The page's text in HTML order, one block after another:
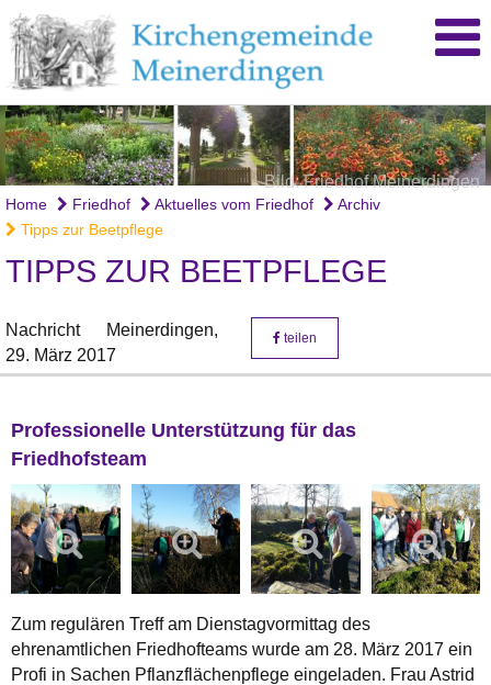
Bild: Friedhof Meinerdingen
Bild: Friedhof Meinerdingen
Bild: Friedhof Meinerdingen
Home Friedhof Aktuelles vom Friedhof
Archiv
Tipps zur Beetpflege
TIPPS ZUR BEETPFLEGE
Nachricht
Meinerdingen,
29. März 2017
teilen
Professionelle Unterstützung für das
Friedhofsteam
Zum regulären Treff am Dienstagvormittag des
ehrenamtlichen Friedhofteams wurde am 28. März 2017 ein
Profi in Sachen Pflanzflächenpflege eingeladen. Frau Astrid